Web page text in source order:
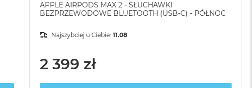
APPLE AIRPODS MAX 2 - SŁUCHAWKI
BEZPRZEWODOWE BLUETOOTH (USB-C) - PÓŁNOC
Najszybciej u Ciebie: 11.08
2 399 zł